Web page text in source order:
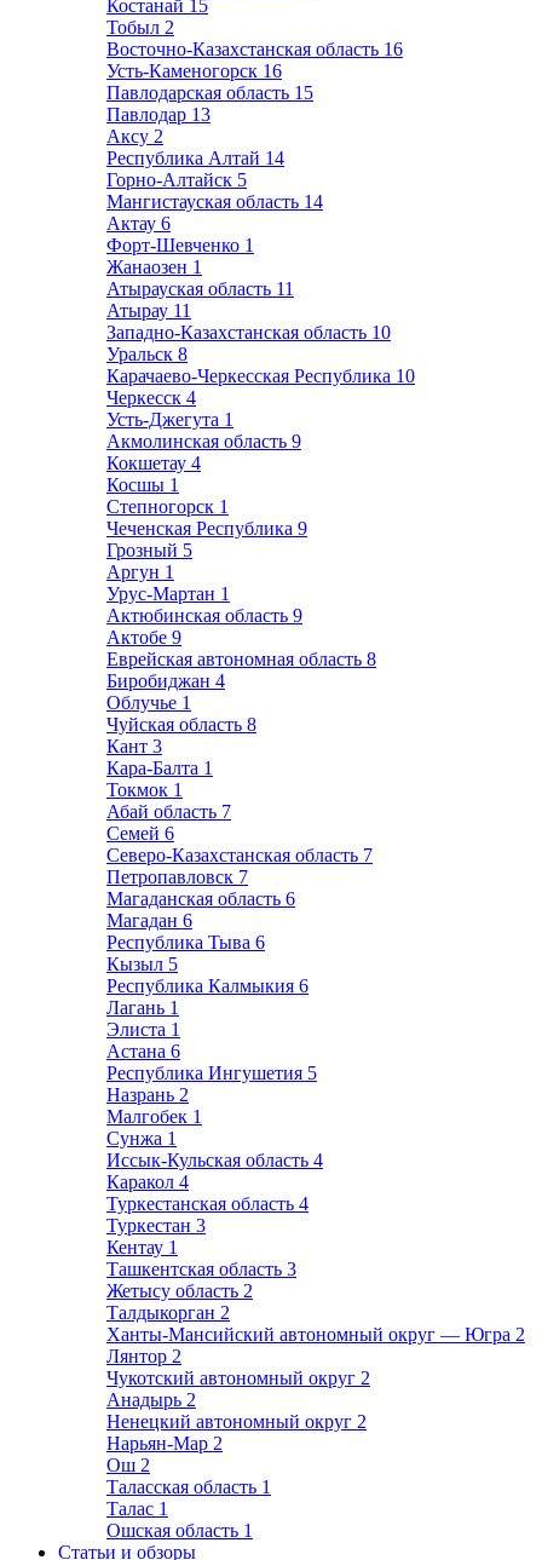
Костанай 15
Тобыл 2
Восточно-Казахстанская область 16
Усть-Каменогорск 16
Павлодарская область 15
Павлодар 13
Аксу 2
Республика Алтай 14
Горно-Алтайск 5
Мангистауская область 14
Актау 6
Форт-Шевченко 1
Жанаозен 1
Атырауская область 11
Атырау 11
Западно-Казахстанская область 10
Уральск 8
Карачаево-Черкесская Республика 10
Черкесск 4
Усть-Джегута 1
Акмолинская область 9
Кокшетау 4
Косшы 1
Степногорск 1
Чеченская Республика 9
Грозный 5
Аргун 1
Урус-Мартан 1
Актюбинская область 9
Актобе 9
Еврейская автономная область 8
Биробиджан 4
Облучье 1
Чуйская область 8
Кант 3
Кара-Балта 1
Токмок 1
Абай область 7
Семей 6
Северо-Казахстанская область 7
Петропавловск 7
Магаданская область 6
Магадан 6
Республика Тыва 6
Кызыл 5
Республика Калмыкия 6
Лагань 1
Элиста 1
Астана 6
Республика Ингушетия 5
Назрань 2
Малгобек 1
Сунжа 1
Иссык-Кульская область 4
Каракол 4
Туркестанская область 4
Туркестан 3
Кентау 1
Ташкентская область 3
Жетысу область 2
Талдыкорган 2
Ханты-Мансийский автономный округ — Югра 2
Лянтор 2
Чукотский автономный округ 2
Анадырь 2
Ненецкий автономный округ 2
Нарьян-Мар 2
Ош 2
Таласская область 1
Талас 1
Ошская область 1
Статьи и обзоры